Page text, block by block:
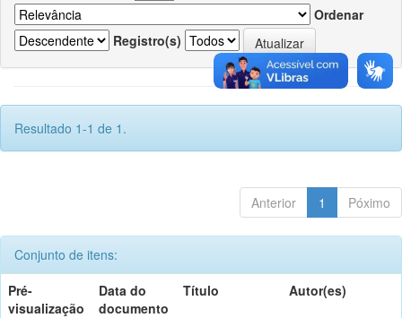
Ordenar
Registro(s)
Resultado 1-1 de 1.
Anterior 1 Póximo
Conjunto de itens:
Pré-
visualização
Data do
documento
Título Autor(es)